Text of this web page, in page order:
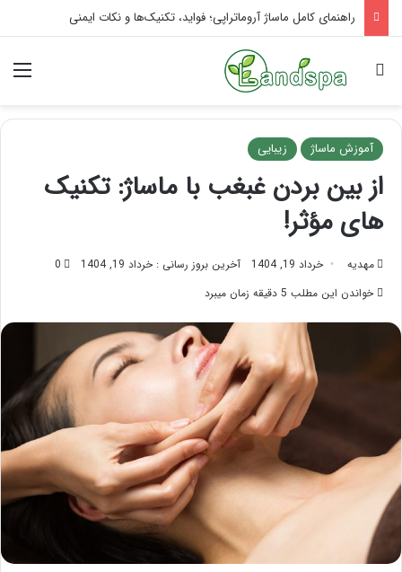
تاثیر ماساژ بر افسردگی؛ با ماساژ درمانی افسردگی را درمان کنید!
جستجو برای
آموزش ماساژ زیبایی
از بین بردن غبغب با ماساژ: تکنیک
های مؤثر!
مهدیه خرداد 19, 1404 آخرین بروز رسانی : خرداد 19, 1404
0
خواندن این مطلب 5 دقیقه زمان میبرد